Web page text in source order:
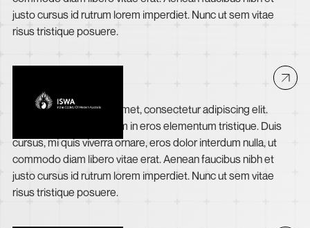
justo cursus id rutrum lorem imperdiet. Nunc ut sem vitae
risus tristique posuere.
Lorem ipsum dolor sit amet, consectetur adipiscing elit.
Suspendisse varius enim in eros elementum tristique. Duis
cursus, mi quis viverra ornare, eros dolor interdum nulla, ut
commodo diam libero vitae erat. Aenean faucibus nibh et
justo cursus id rutrum lorem imperdiet. Nunc ut sem vitae
risus tristique posuere.